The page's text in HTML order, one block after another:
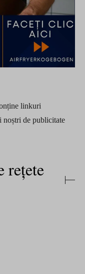
linkuri
de publicitate
rețete